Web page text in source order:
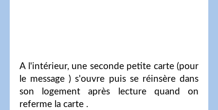
A l'intérieur, une seconde petite carte (pour
le message ) s'ouvre puis se réinsère dans
son logement après lecture quand on
referme la carte .